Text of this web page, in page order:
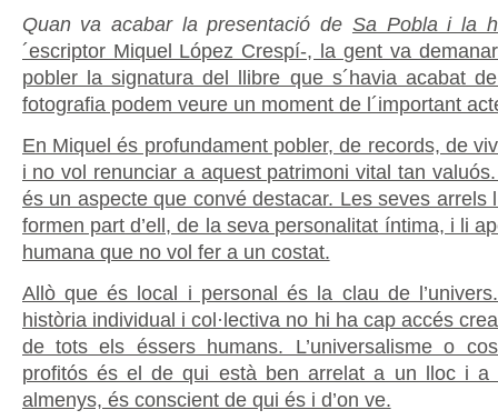
Quan va acabar la presentació de Sa Pobla i la
´escriptor Miquel López Crespí-, la gent va
pobler la signatura del llibre que s´havia acabat
fotografia podem veure un moment de l´important
En Miquel és profundament pobler, de records, de
i no vol renunciar a aquest patrimoni vital tan
és un aspecte que convé destacar. Les seves arrels
formen part d’ell, de la seva personalitat íntima, i li
humana que no vol fer a un costat.
Allò que és local i personal és la clau de
història individual i col·lectiva no hi ha cap accés
de tots els éssers humans. L’universalisme o
profitós és el de qui està ben arrelat a un lloc i a
almenys, és conscient de qui és i d’on ve.